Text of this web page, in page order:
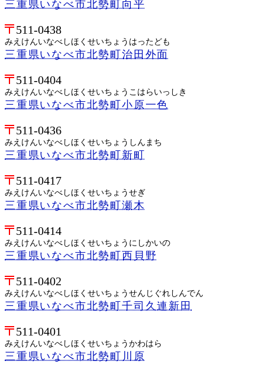
三重県いなべ市北勢町向平
511-0438
みえけんいなべしほくせいちょうはったども
三重県いなべ市北勢町治田外面
511-0404
みえけんいなべしほくせいちょうこはらいっしき
三重県いなべ市北勢町小原一色
511-0436
みえけんいなべしほくせいちょうしんまち
三重県いなべ市北勢町新町
511-0417
みえけんいなべしほくせいちょうせぎ
三重県いなべ市北勢町瀬木
511-0414
みえけんいなべしほくせいちょうにしかいの
三重県いなべ市北勢町西貝野
511-0402
みえけんいなべしほくせいちょうせんじぐれしんでん
三重県いなべ市北勢町千司久連新田
511-0401
みえけんいなべしほくせいちょうかわはら
三重県いなべ市北勢町川原